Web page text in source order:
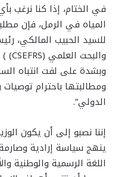
في الختام، إذا كنا نرغب
المياه في الرمل، فإن
للسيد الحبيب المالكي،
وبشدة على لفت انتباه
ومطالبتها باحترام
الدولي”.
إننا نصبو إلى أن يكون
ينهج سياسة إرادية
اللغة الرسمية والوطنية